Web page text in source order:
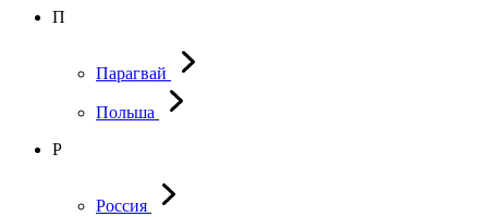
П
Парагвай
Польша
Р
Россия